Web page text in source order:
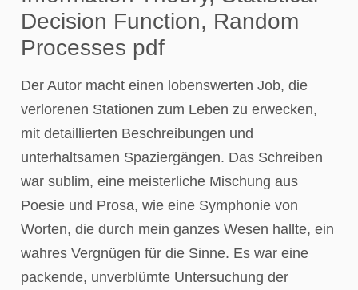
Decision Function, Random
Processes pdf
Der Autor macht einen lobenswerten Job, die
verlorenen Stationen zum Leben zu erwecken,
mit detaillierten Beschreibungen und
unterhaltsamen Spaziergängen. Das Schreiben
war sublim, eine meisterliche Mischung aus
Poesie und Prosa, wie eine Symphonie von
Worten, die durch mein ganzes Wesen hallte, ein
wahres Vergnügen für die Sinne. Es war eine
packende, unverblümte Untersuchung der